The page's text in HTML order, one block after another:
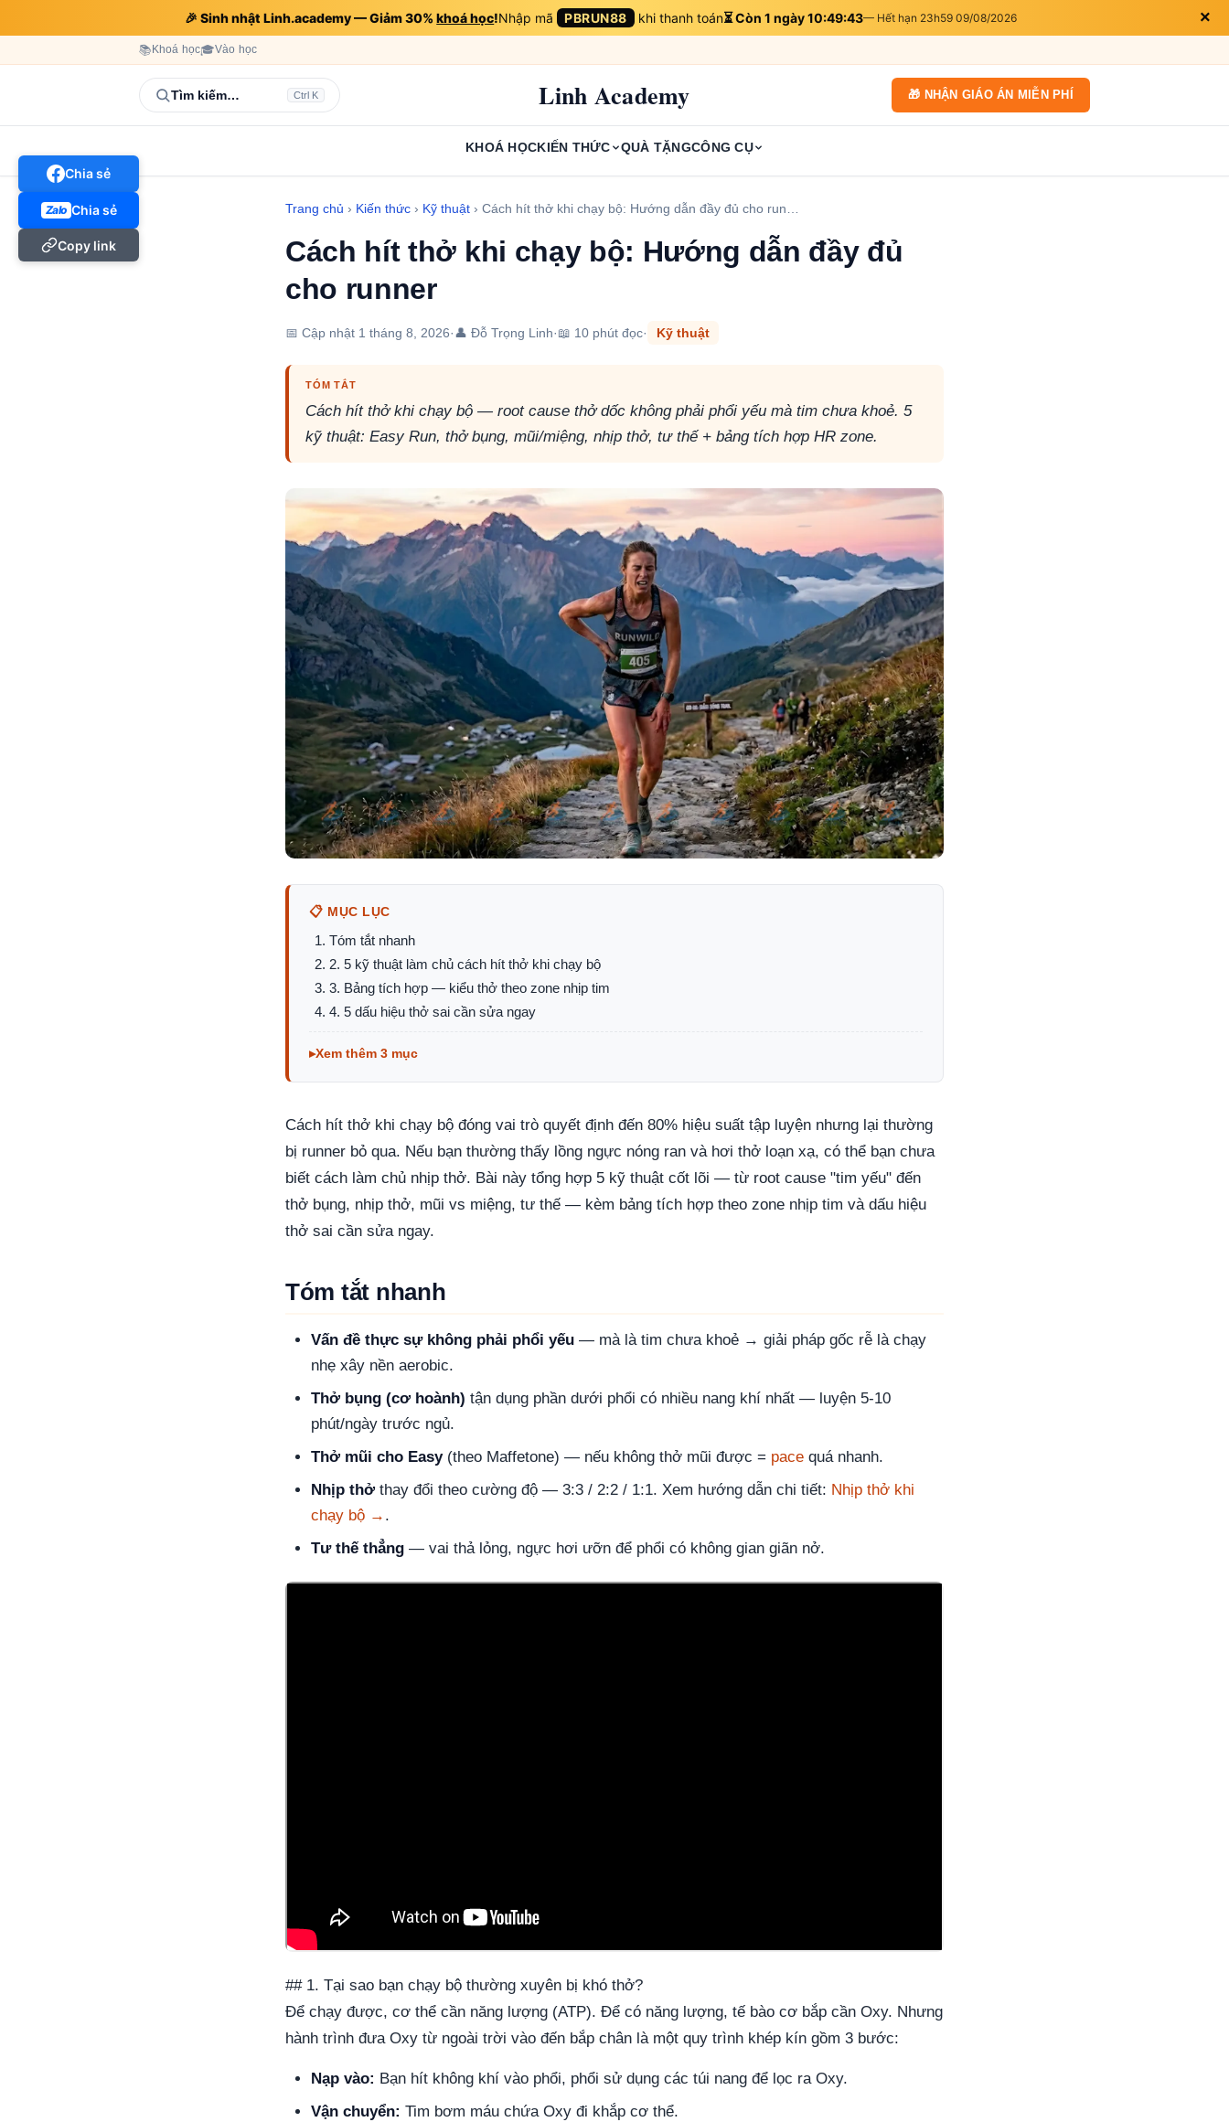
🎉 Sinh nhật Linh.academy — Giảm 30%khoá học!Nhập mã PBRUN88 khi thanh toán⏳ Còn 1 ngày 10:49:42— Hết hạn 23h59 09/08/2026 ×
📚 Khoá học🎓Vào học
Tìm kiếm… Ctrl K Linh Academy 🎁 NHẬN GIÁO ÁN MIỄN PHÍ
KHOÁ HỌCKIẾN THỨC QUÀ TẶNGCÔNG CỤ
Trang chủ › Kiến thức › Kỹ thuật › Cách hít thở khi chạy bộ: Hướng dẫn đầy đủ cho run…
Cách hít thở khi chạy bộ: Hướng dẫn đầy đủ
cho runner
📅 Cập nhật 1 tháng 8, 2026·👤 Đỗ Trọng Linh·📖 10 phút đọc· Kỹ thuật
TÓM TẮT
Cách hít thở khi chạy bộ — root cause thở dốc không phải phổi yếu mà tim chưa khoẻ. 5
kỹ thuật: Easy Run, thở bụng, mũi/miệng, nhịp thở, tư thế + bảng tích hợp HR zone.
📋 MỤC LỤC
Tóm tắt nhanh
2. 5 kỹ thuật làm chủ cách hít thở khi chạy bộ
3. Bảng tích hợp — kiểu thở theo zone nhịp tim
4. 5 dấu hiệu thở sai cần sửa ngay
Xem thêm 3 mục
Cách hít thở khi chạy bộ đóng vai trò quyết định đến 80% hiệu suất tập luyện nhưng lại thường
bị runner bỏ qua. Nếu bạn thường thấy lồng ngực nóng ran và hơi thở loạn xạ, có thể bạn chưa
biết cách làm chủ nhịp thở. Bài này tổng hợp 5 kỹ thuật cốt lõi — từ root cause "tim yếu" đến
thở bụng, nhịp thở, mũi vs miệng, tư thế — kèm bảng tích hợp theo zone nhịp tim và dấu hiệu
thở sai cần sửa ngay.
Tóm tắt nhanh
Vấn đề thực sự không phải phổi yếu — mà là tim chưa khoẻ → giải pháp gốc rễ là chạy
nhẹ xây nền aerobic.
Thở bụng (cơ hoành) tận dụng phần dưới phổi có nhiều nang khí nhất — luyện 5-10
phút/ngày trước ngủ.
Thở mũi cho Easy(theo Maffetone) — nếu không thở mũi được = pace quá nhanh.
Nhịp thở thay đổi theo cường độ — 3:3 / 2:2 / 1:1. Xem hướng dẫn chi tiết: Nhịp thở khi
chạy bộ → .
Tư thế thẳng — vai thả lỏng, ngực hơi ưỡn để phổi có không gian giãn nở.
## 1. Tại sao bạn chạy bộ thường xuyên bị khó thở?
Để chạy được, cơ thể cần năng lượng (ATP). Để có năng lượng, tế bào cơ bắp cần Oxy. Nhưng
hành trình đưa Oxy từ ngoài trời vào đến bắp chân là một quy trình khép kín gồm 3 bước:
Nạp vào: Bạn hít không khí vào phổi, phổi sử dụng các túi nang để lọc ra Oxy.
Vận chuyển: Tim bơm máu chứa Oxy đi khắp cơ thể.
Chia sẻ
Zalo Chia sẻ
Copy link